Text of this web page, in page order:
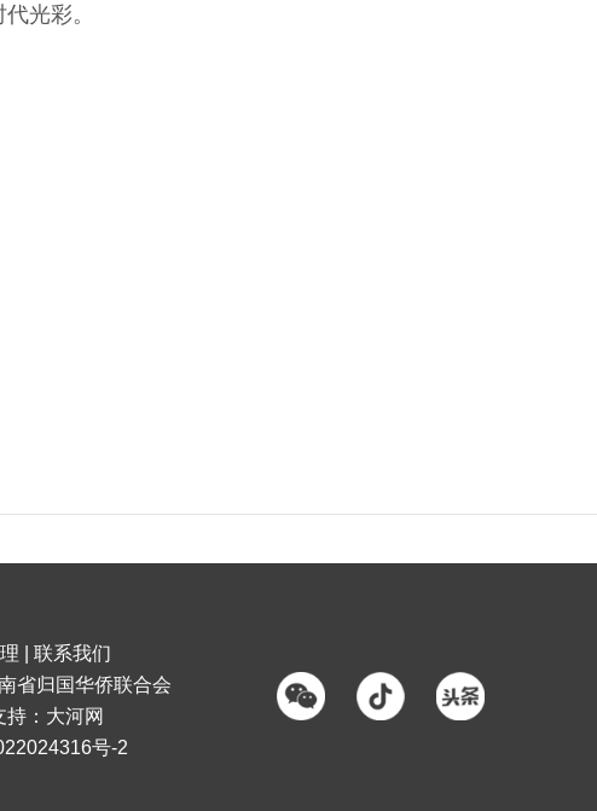
光彩。
联系我们
省归国华侨联合会
： 大河网
号-2